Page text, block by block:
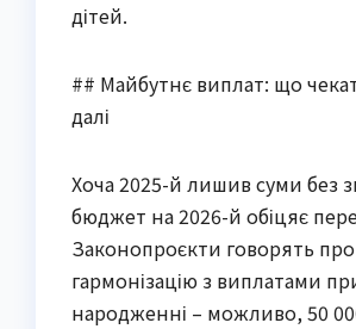
дітей.
## Майбутнє виплат: що
далі
Хоча 2025-й лишив суми без
бюджет на 2026-й обіцяє
Законопроєкти говорять про
гармонізацію з виплатами
народженні – можливо, 50